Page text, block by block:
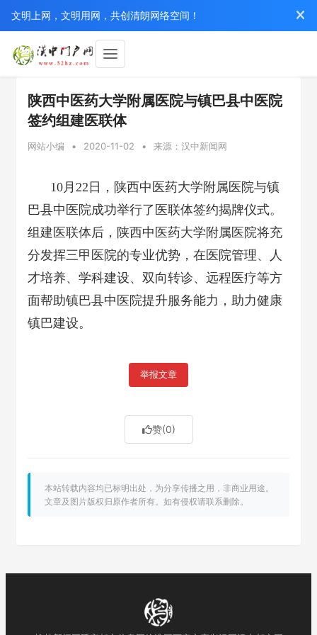
文明上网，文明用网，共创清朗网络空间！
陕西中医药大学附属医院与镇巴县中医院
签约组建医联体
网站小编 • 2020-11-02 • 来源：汉中新闻网
10月22日，陕西中医药大学附属医院与镇
巴县中医院成功举行了医联体签约揭牌仪式。
组建医联体后，陕西中医药大学附属医院将充
分发挥三甲医院的专业优势，在医院管理、人
才培养、学科建设、双向转诊、远程医疗等方
面帮助镇巴县中医院提升服务能力，助力健康
镇巴建设。
举报文章
赞(0)
本站转载内容均已标明出处，为分享传播之用，非商业用途。
文章及图片版权归原作者所有。如有侵权请联系删除。